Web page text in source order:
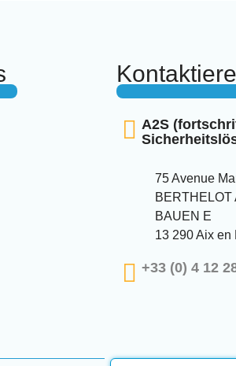
A2S
75 Avenue
BERTHELOT
BAUEN E
13 290 Aix en
+33 (0) 4 12